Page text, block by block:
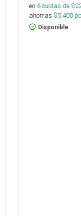
en 6cuotas de $
ahorras $5.400
Disponible